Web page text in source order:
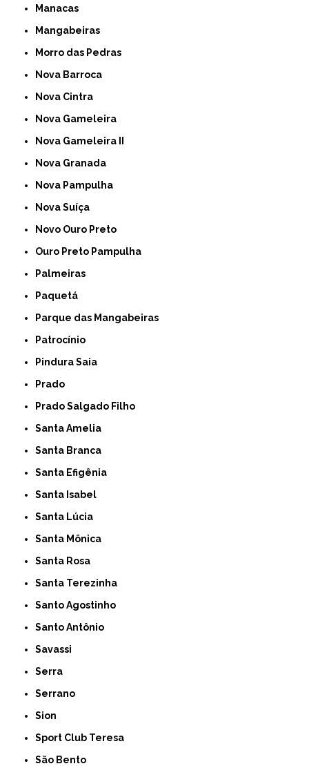
Manacas
Mangabeiras
Morro das Pedras
Nova Barroca
Nova Cintra
Nova Gameleira
Nova Gameleira II
Nova Granada
Nova Pampulha
Nova Suíça
Novo Ouro Preto
Ouro Preto Pampulha
Palmeiras
Paquetá
Parque das Mangabeiras
Patrocínio
Pindura Saia
Prado
Prado Salgado Filho
Santa Amelia
Santa Branca
Santa Efigênia
Santa Isabel
Santa Lúcia
Santa Mônica
Santa Rosa
Santa Terezinha
Santo Agostinho
Santo Antônio
Savassi
Serra
Serrano
Sion
Sport Club Teresa
São Bento